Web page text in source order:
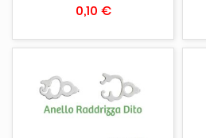
0,10 €